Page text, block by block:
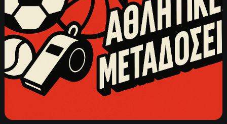
Γ ΕΘΝΙΚΗ
Α1 ΕΠΣΗ
Α2 ΕΠΣΗ
Β1 ΕΠΣΗ